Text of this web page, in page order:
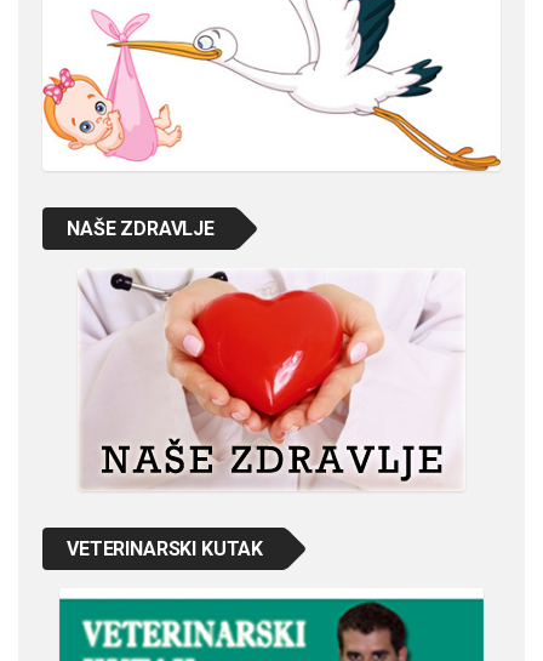
NAŠE ZDRAVLJE
VETERINARSKI KUTAK